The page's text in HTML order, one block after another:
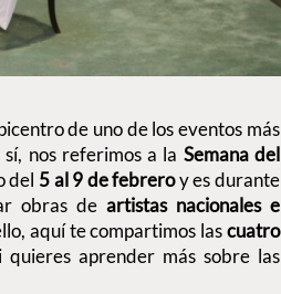
de uno de los eventos más
sí, nos referimos a la Semana del
del 5 al 9 de febreroy es durante
obras de artistas nacionales e
aquí te compartimos lascuatro
aprender más sobre las